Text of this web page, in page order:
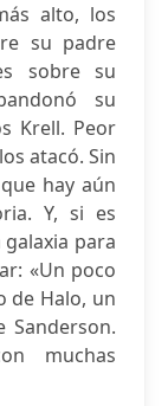
alto, los
su padre
sobre su
su
Krell. Peor
atacó. Sin
hay aún
Y, si es
para
«Un poco
de Halo, un
Sanderson.
muchas